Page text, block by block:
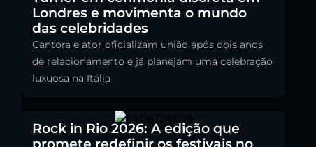
Londres e movimenta o mundo
das celebridades
Cantora e ator oficializam união após dois anos
de relacionamento e já planejam uma celebração
luxuosa na Itália
Rock in Rio 2026: A edição que